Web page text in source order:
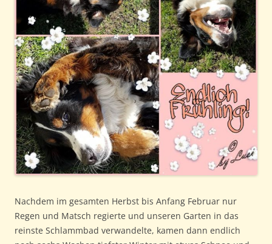
Nachdem im gesamten Herbst bis Anfang Februar nur
Regen und Matsch regierte und unseren Garten in das
reinste Schlammbad verwandelte, kamen dann endlich